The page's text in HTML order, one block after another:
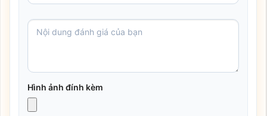
Hình ảnh đính kèm